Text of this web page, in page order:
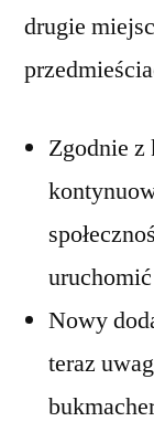
drugie
Zgodnie z
Nowy
teraz